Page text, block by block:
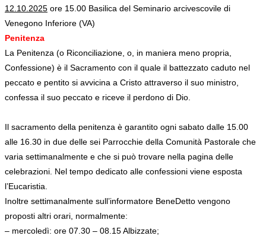
12.10.2025 ore 15.00 Basilica del Seminario arcivescovile di
Venegono Inferiore (VA)
Penitenza
La Penitenza (o Riconciliazione, o, in maniera meno propria,
Confessione) è il Sacramento con il quale il battezzato caduto nel
peccato e pentito si avvicina a Cristo attraverso il suo ministro,
confessa il suo peccato e riceve il perdono di Dio.
Il sacramento della penitenza è garantito ogni sabato dalle 15.00
alle 16.30 in due delle sei Parrocchie della Comunità Pastorale che
varia settimanalmente e che si può trovare nella pagina delle
celebrazioni. Nel tempo dedicato alle confessioni viene esposta
l’Eucaristia.
Inoltre settimanalmente sull’informatore BeneDetto vengono
proposti altri orari, normalmente:
– mercoledì: ore 07.30 – 08.15 Albizzate;